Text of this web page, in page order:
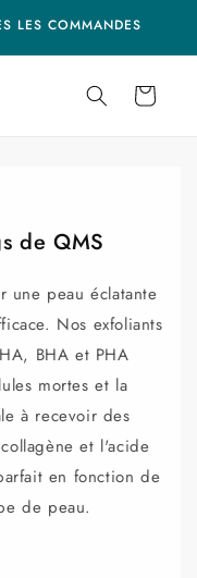
LES COMMANDES
Panier
de QMS
une peau éclatante
Nos exfoliants
BHA et PHA
mortes et la
à recevoir des
et l'acide
en fonction de
de peau.